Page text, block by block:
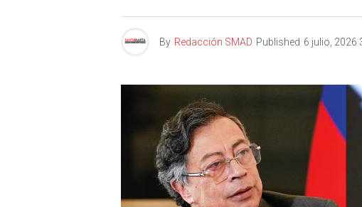
By Redacción SMAD Published 6 julio, 2026